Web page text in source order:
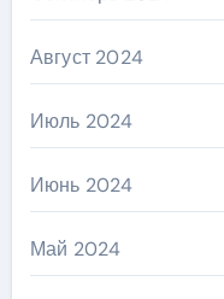
Август 2024
Июль 2024
Июнь 2024
Май 2024